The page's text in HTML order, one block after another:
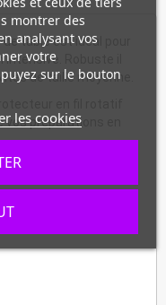
table est idéal pour
Robuste il
de taille moyenne.
en fil rotatif
préparations en
montrer des
analysant vos
votre
sur le bouton
les cookies